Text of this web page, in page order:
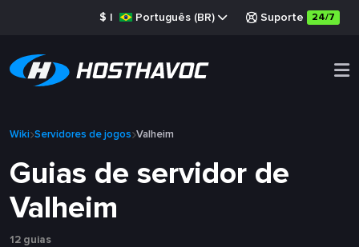
$ | Português (BR) Suporte 24/7
Wiki Servidores de jogos Valheim
Guias de servidor de
Valheim
12 guias